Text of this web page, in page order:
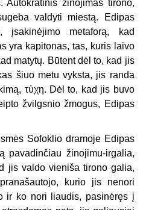
Autokratinis žinojimas tirono,
valdyti miestą. Edipas
įsakinėjimo metaforą, kad
yra kapitonas, tas, kuris laivo
matytų. Būtent dėl to, kad jis
šiuo metu vyksta, jis randa
τὑχη. Dėl to, kad jis buvo
žvilgsnio žmogus, Edipas
Sofoklio dramoje Edipas
pavadinčiau žinojimu-irgalia,
jis valdo vieniša tirono galia,
kurio jis nenori
ir ko nori liaudis, pasinėręs į